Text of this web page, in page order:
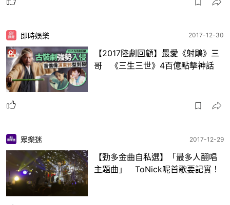
即時娛樂 2017-12-30
【2017陸劇回顧】最愛《射鵰》三
哥 《三生三世》4百億點擊神話
眾樂迷 2017-12-29
【勁多金曲自私選】「最多人翻唱
主題曲」 ToNick呢首歌要記實！